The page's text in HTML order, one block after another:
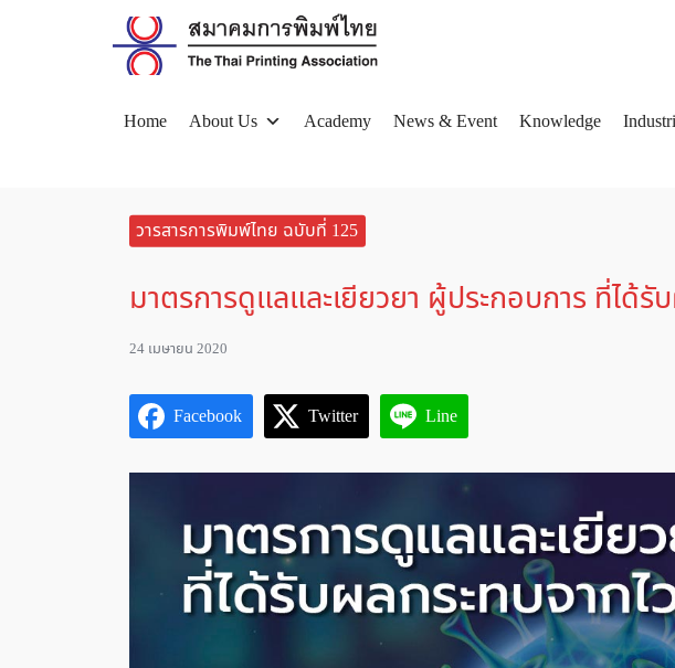
Home About Us Academy News & Event Knowledge
วารสารการพิมพ์ไทย ฉบับที่ 125
มาตรการดูแลและเยียวยา ผู้ประกอบการ ที่ได้รั
24 เมษายน 2020
Facebook Twitter Line